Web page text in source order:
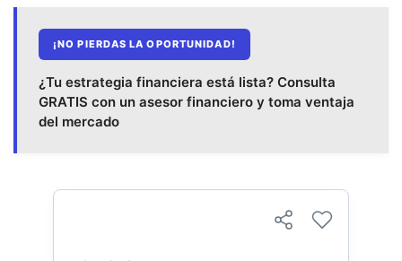
¡NO PIERDAS LA OPORTUNIDAD!
¿Tu estrategia financiera está lista? Consulta
GRATIS con un asesor financiero y toma ventaja
del mercado